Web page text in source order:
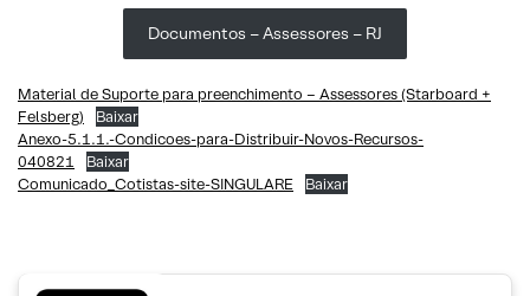
Documentos – Assessores – RJ
Material de Suporte para preenchimento – Assessores (Starboard +
Felsberg)
Baixar
Anexo-5.1.1.-Condicoes-para-Distribuir-Novos-Recursos-
040821
Baixar
Comunicado_Cotistas-site-SINGULARE
Baixar